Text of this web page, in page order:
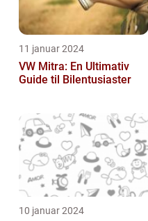
11 januar 2024
VW Mitra: En Ultimativ
Guide til Bilentusiaster
10 januar 2024